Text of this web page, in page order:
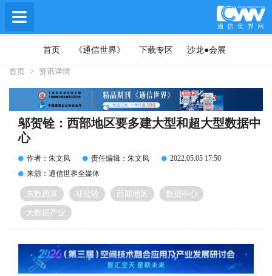
首页 《通信世界》 下载专区 沙龙●会展
首页 > 资讯详情
邬贺铨：西部地区要多建大型和超大型数据中
心
作者：朱文凤 责任编辑：朱文凤
2022.05.05 17:50
来源：通信世界全媒体
东数西算 邬贺铨 西部地区 数据中心
大数据产业